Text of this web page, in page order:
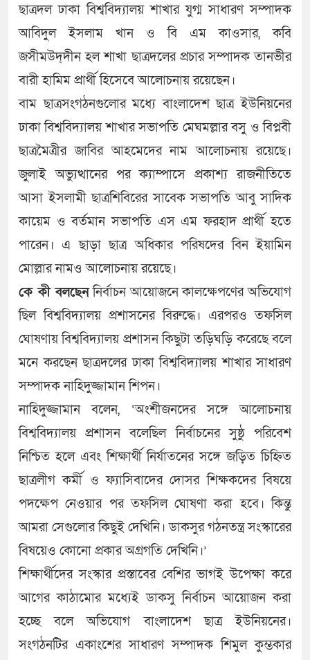
ছাত্রদল ঢাকা বিশ্ববিদ্যালয় শাখার যুগ্ম সাধারণ সম্পাদক
আবিদুল ইসলাম খান ও বি এম কাওসার, কবি
জসীমউদ্‌দীন হল শাখা ছাত্রদলের প্রচার সম্পাদক তানভীর
বারী হামিম প্রার্থী হিসেবে আলোচনায় রয়েছেন।
বাম ছাত্রসংগঠনগুলোর মধ্যে বাংলাদেশ ছাত্র ইউনিয়নের
ঢাকা বিশ্ববিদ্যালয় শাখার সভাপতি মেঘমল্লার বসু ও বিপ্লবী
ছাত্রমৈত্রীর জাবির আহমেদের নাম আলোচনায় রয়েছে।
জুলাই অভ্যুত্থানের পর ক্যাম্পাসে প্রকাশ্য রাজনীতিতে
আসা ইসলামী ছাত্রশিবিরের সাবেক সভাপতি আবু সাদিক
কায়েম ও বর্তমান সভাপতি এস এম ফরহাদ প্রার্থী হতে
পারেন। এ ছাড়া ছাত্র অধিকার পরিষদের বিন ইয়ামিন
মোল্লার নামও আলোচনায় রয়েছে।
কে কী বলছেননির্বাচন আয়োজনে কালক্ষেপণের অভিযোগ
ছিল বিশ্ববিদ্যালয় প্রশাসনের বিরুদ্ধে। এরপরও তফসিল
ঘোষণায় বিশ্ববিদ্যালয় প্রশাসন কিছুটা তড়িঘড়ি করেছে বলে
মনে করছেন ছাত্রদলের ঢাকা বিশ্ববিদ্যালয় শাখার সাধারণ
সম্পাদক নাহিদুজ্জামান শিপন।
নাহিদুজ্জামান বলেন, ‘অংশীজনদের সঙ্গে আলোচনায়
বিশ্ববিদ্যালয় প্রশাসন বলেছিল নির্বাচনের সুষ্ঠু পরিবেশ
নিশ্চিত হলে এবং শিক্ষার্থী নির্যাতনের সঙ্গে জড়িত চিহ্নিত
ছাত্রলীগ কর্মী ও ফ্যাসিবাদের দোসর শিক্ষকদের বিষয়ে
পদক্ষেপ নেওয়ার পর তফসিল ঘোষণা করা হবে। কিন্তু
আমরা সেগুলোর কিছুই দেখিনি। ডাকসুর গঠনতন্ত্র সংস্কারের
বিষয়েও কোনো প্রকার অগ্রগতি দেখিনি।’
শিক্ষার্থীদের সংস্কার প্রস্তাবের বেশির ভাগই উপেক্ষা করে
আগের কাঠামোর মধ্যেই ডাকসু নির্বাচন আয়োজন করা
হচ্ছে বলে অভিযোগ বাংলাদেশ ছাত্র ইউনিয়নের।
সংগঠনটির একাংশের সাধারণ সম্পাদক শিমুল কুম্ভকার